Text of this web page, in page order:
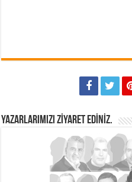
YAZARLARIMIZI ZIYARET EDINIZ.